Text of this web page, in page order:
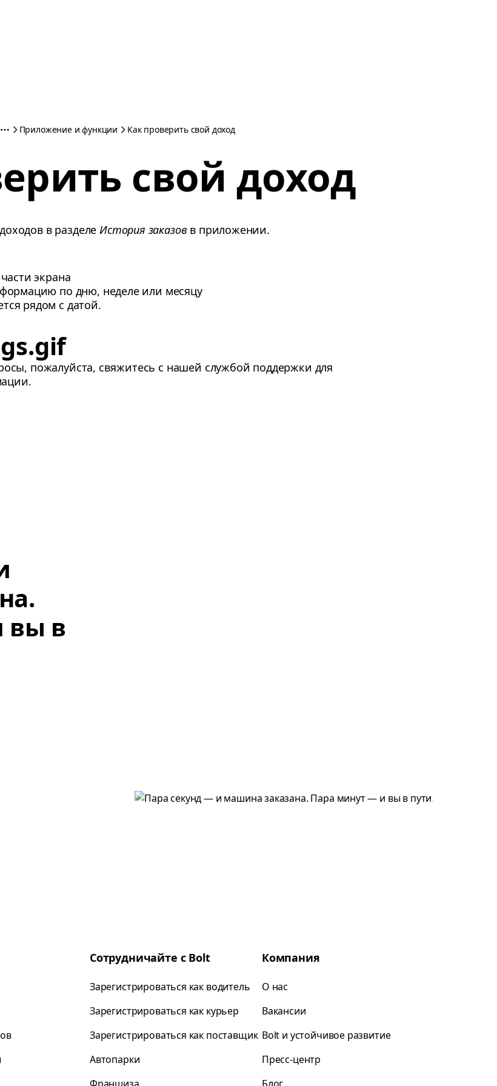
Приложение и функции Как проверить свой доход
свой доход
в разделеИстория заказовв приложении.
экрана
по дню, неделе или месяцу
рядом с датой.
пожалуйста, свяжитесь с нашей службой поддержки для
вы в
Сотрудничайте с Bolt
Зарегистрироваться как водитель
Зарегистрироваться как курьер
Зарегистрироваться как поставщик
Автопарки
Компания
О нас
Вакансии
Bolt и устойчивое развитие
Пресс-центр